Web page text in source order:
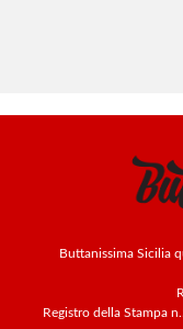
Buttanissima Sicilia
Registro della Stampa